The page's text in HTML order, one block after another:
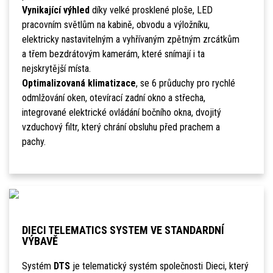
Vynikající výhled díky velké prosklené ploše, LED
pracovním světlům na kabině, obvodu a výložníku,
elektricky nastavitelným a vyhřívaným zpětným zrcátkům
a třem bezdrátovým kamerám, které snímají i ta
nejskrytější místa.
Optimalizovaná klimatizace, se 6 průduchy pro rychlé
odmlžování oken, otevírací zadní okno a střecha,
integrované elektrické ovládání bočního okna, dvojitý
vzduchový filtr, který chrání obsluhu před prachem a
pachy.
DIECI TELEMATICS SYSTEM VE STANDARDNÍ
VÝBAVĚ
Systém DTSje telematický systém společnosti Dieci, který